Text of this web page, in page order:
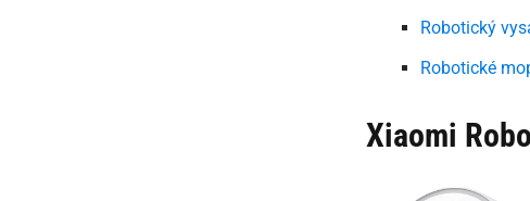
Robotický
Robotické
Xiaomi